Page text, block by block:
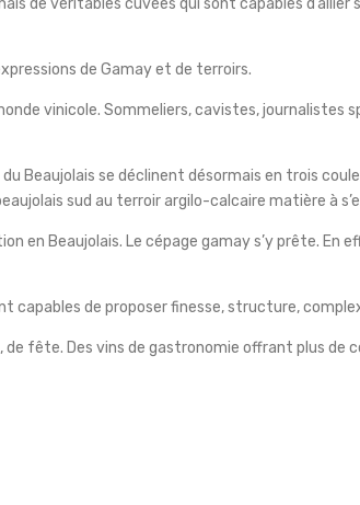
de véritables cuvées qui sont capables
de Gamay et de terroirs.
vinicole. Sommeliers, cavistes, journalistes
Beaujolais se déclinent désormais en trois
sud au terroir argilo-calcaire matière à
en Beaujolais. Le cépage gamay s’y prête. En
capables de proposer finesse, structure,
de fête. Des vins de gastronomie offrant plus de